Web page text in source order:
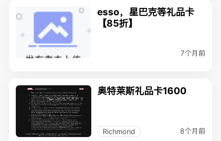
esso，星巴克等礼品卡
【85折】
7个月前
奥特莱斯礼品卡1600
Richmond 8个月前